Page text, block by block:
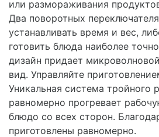
или размораживания
Два поворотных
устанавливать время и вес,
готовить блюда наиболее
дизайн придает
вид. Управляйте
Уникальная система тройного
равномерно прогревает
блюдо со всех сторон.
приготовлены равномерно.